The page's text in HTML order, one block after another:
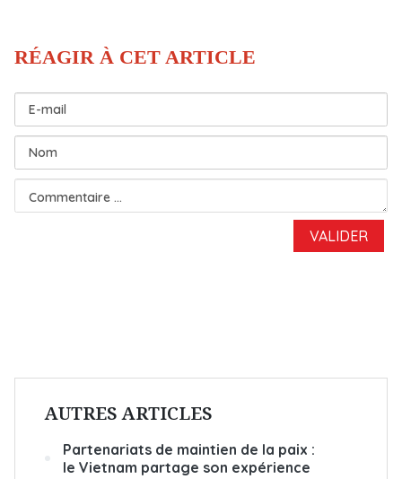
AUTRES ARTICLES
Partenariats de maintien de la paix :
le Vietnam partage son expérience